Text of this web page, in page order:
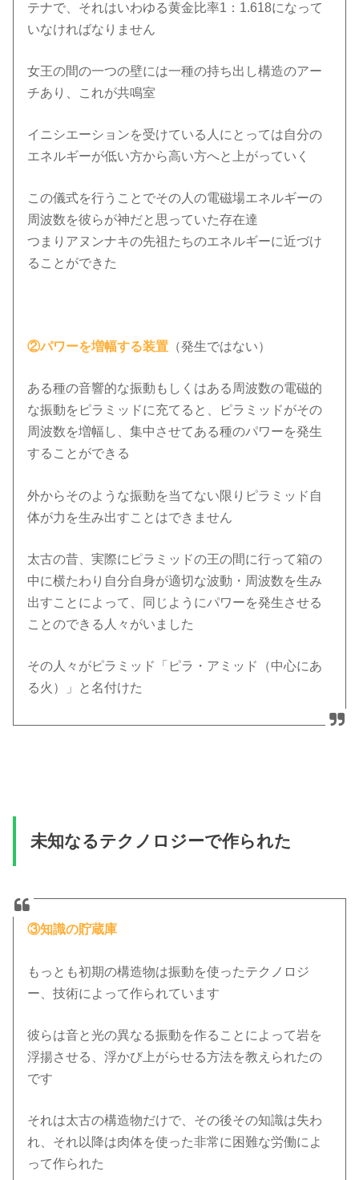
テナで、それはいわゆる黄金比率1：1.618になって
いなければなりません
女王の間の一つの壁には一種の持ち出し構造のアー
チあり、これが共鳴室
イニシエーションを受けている人にとっては自分の
エネルギーが低い方から高い方へと上がっていく
この儀式を行うことでその人の電磁場エネルギーの
周波数を彼らが神だと思っていた存在達
つまりアヌンナキの先祖たちのエネルギーに近づけ
ることができた
②パワーを増幅する装置 （発生ではない）
ある種の音響的な振動もしくはある周波数の電磁的
な振動をピラミッドに充てると、ピラミッドがその
周波数を増幅し、集中させてある種のパワーを発生
することができる
外からそのような振動を当てない限りピラミッド自
体が力を生み出すことはできません
太古の昔、実際にピラミッドの王の間に行って箱の
中に横たわり自分自身が適切な波動・周波数を生み
出すことによって、同じようにパワーを発生させる
ことのできる人々がいました
その人々がピラミッド「ピラ・アミッド（中心にあ
る火）」と名付けた
未知なるテクノロジーで作られた
③知識の貯蔵庫
もっとも初期の構造物は振動を使ったテクノロジ
ー、技術によって作られています
彼らは音と光の異なる振動を作ることによって岩を
浮揚させる、浮かび上がらせる方法を教えられたの
です
それは太古の構造物だけで、その後その知識は失わ
れ、それ以降は肉体を使った非常に困難な労働によ
って作られた